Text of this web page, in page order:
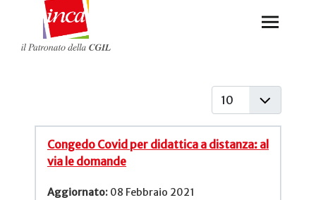
Visualizza #
Congedo Covid per didattica a distanza: al
via le domande
08 Febbraio 2021